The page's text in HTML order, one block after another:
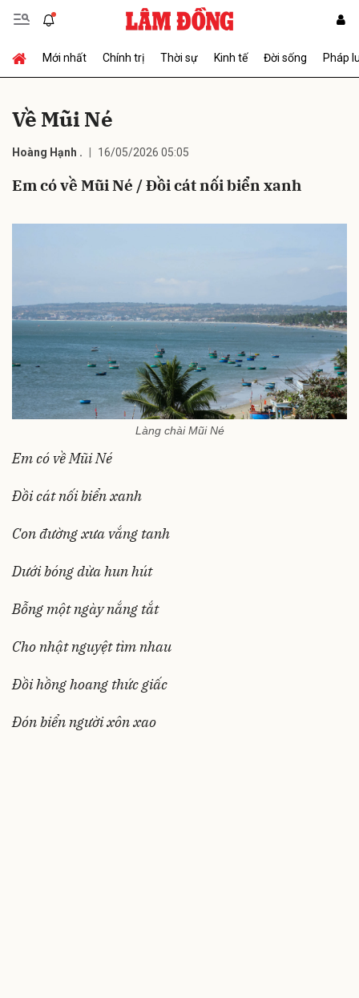
Mới nhất Chính trị Thời sự Kinh tế Đời sống Pháp
Về Mũi Né
Hoàng Hạnh . 16/05/2026 05:05
Em có về Mũi Né / Đồi cát nối biển xanh
Làng chài Mũi Né
Em có về Mũi Né
Đồi cát nối biển xanh
Con đường xưa vắng tanh
Dưới bóng dừa hun hút
Bỗng một ngày nắng tắt
Cho nhật nguyệt tìm nhau
Đồi hồng hoang thức giấc
Đón biển người xôn xao
Gửi bình luận